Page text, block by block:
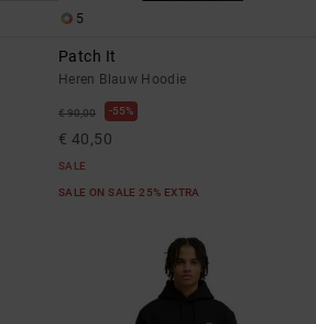
5
Patch It
Heren Blauw Hoodie
€ 90,00 55%
€ 40,50
SALE
SALE ON SALE 25% EXTRA